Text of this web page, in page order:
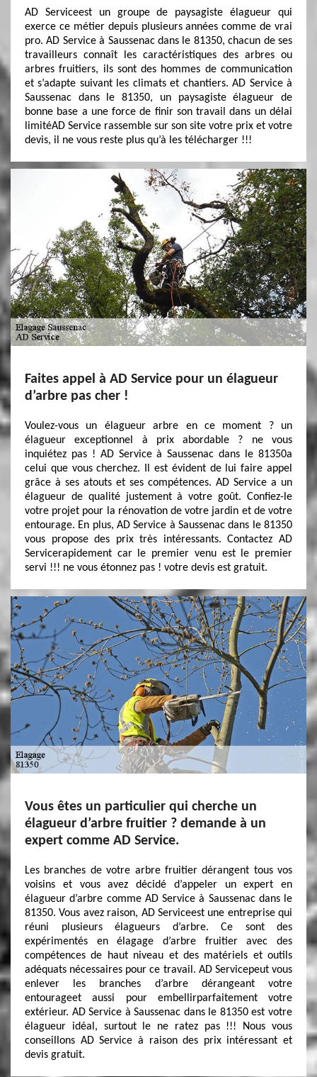
AD Serviceest un groupe de paysagiste élagueur qui
exerce ce métier depuis plusieurs années comme de vrai
pro. AD Service à Saussenac dans le 81350, chacun de ses
travailleurs connaît les caractéristiques des arbres ou
arbres fruitiers, ils sont des hommes de communication
et s’adapte suivant les climats et chantiers. AD Service à
Saussenac dans le 81350, un paysagiste élagueur de
bonne base a une force de finir son travail dans un délai
limitéAD Service rassemble sur son site votre prix et votre
devis, il ne vous reste plus qu’à les télécharger !!!
Faites appel à AD Service pour un élagueur
d’arbre pas cher !
Voulez-vous un élagueur arbre en ce moment ? un
élagueur exceptionnel à prix abordable ? ne vous
inquiétez pas ! AD Service à Saussenac dans le 81350a
celui que vous cherchez. Il est évident de lui faire appel
grâce à ses atouts et ses compétences. AD Service a un
élagueur de qualité justement à votre goût. Confiez-le
votre projet pour la rénovation de votre jardin et de votre
entourage. En plus, AD Service à Saussenac dans le 81350
vous propose des prix très intéressants. Contactez AD
Servicerapidement car le premier venu est le premier
servi !!! ne vous étonnez pas ! votre devis est gratuit.
Vous êtes un particulier qui cherche un
élagueur d’arbre fruitier ? demande à un
expert comme AD Service.
Les branches de votre arbre fruitier dérangent tous vos
voisins et vous avez décidé d’appeler un expert en
élagueur d’arbre comme AD Service à Saussenac dans le
81350. Vous avez raison, AD Serviceest une entreprise qui
réuni plusieurs élagueurs d’arbre. Ce sont des
expérimentés en élagage d’arbre fruitier avec des
compétences de haut niveau et des matériels et outils
adéquats nécessaires pour ce travail. AD Servicepeut vous
enlever les branches d’arbre dérangeant votre
entourageet aussi pour embellirparfaitement votre
extérieur. AD Service à Saussenac dans le 81350 est votre
élagueur idéal, surtout le ne ratez pas !!! Nous vous
conseillons AD Service à raison des prix intéressant et
devis gratuit.